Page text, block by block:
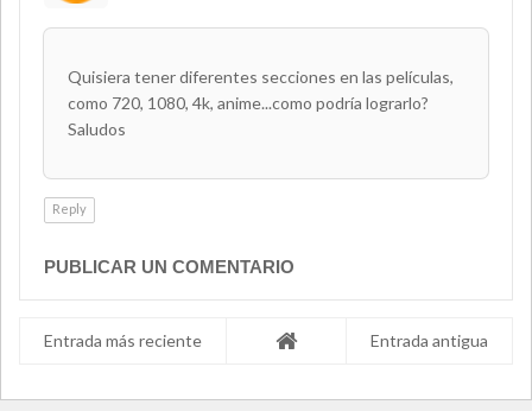
Quisiera tener diferentes secciones en las películas,
como 720, 1080, 4k, anime...como podría lograrlo?
Saludos
Reply
PUBLICAR UN COMENTARIO
Entrada más reciente Entrada antigua